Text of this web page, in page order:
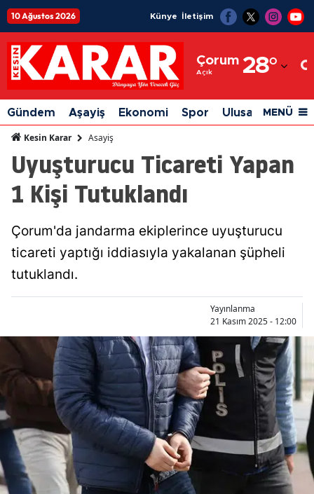
10 Ağustos 2026 Künye İletişim
Çorum
Açık 28°
Adıyaman
Afyonkarahisar
Ağrı
Amasya
Artvin
Balıkesir
Bilecik
Bingöl
Bitlis
Bolu
Burdur
Gündem Aşayiş Ekonomi Spor Ulusal Siyaset
MENÜ
Kesin Karar Asayiş
Uyuşturucu Ticareti Yapan
1 Kişi Tutuklandı
Çorum'da jandarma ekiplerince uyuşturucu
ticareti yaptığı iddiasıyla yakalanan şüpheli
tutuklandı.
Yayınlanma
21 Kasım 2025 - 12:00